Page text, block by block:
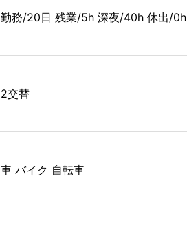
勤務/20日 残業/5h 深夜/40h 休出/0h
2交替
車 バイク 自転車